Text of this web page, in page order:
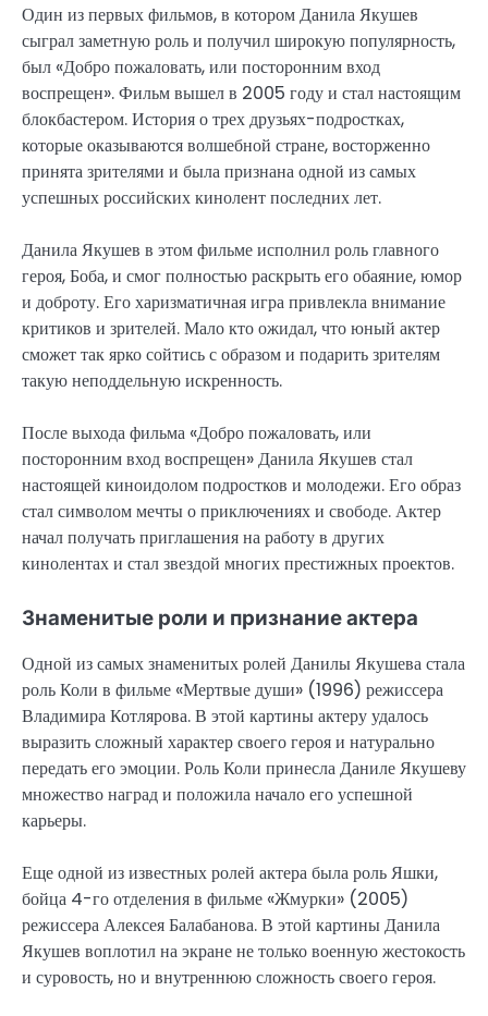
Один из первых фильмов, в котором Данила Якушев
сыграл заметную роль и получил широкую популярность,
был «Добро пожаловать, или посторонним вход
воспрещен». Фильм вышел в 2005 году и стал настоящим
блокбастером. История о трех друзьях-подростках,
которые оказываются волшебной стране, восторженно
принята зрителями и была признана одной из самых
успешных российских кинолент последних лет.
Данила Якушев в этом фильме исполнил роль главного
героя, Боба, и смог полностью раскрыть его обаяние, юмор
и доброту. Его харизматичная игра привлекла внимание
критиков и зрителей. Мало кто ожидал, что юный актер
сможет так ярко сойтись с образом и подарить зрителям
такую неподдельную искренность.
После выхода фильма «Добро пожаловать, или
посторонним вход воспрещен» Данила Якушев стал
настоящей киноидолом подростков и молодежи. Его образ
стал символом мечты о приключениях и свободе. Актер
начал получать приглашения на работу в других
кинолентах и стал звездой многих престижных проектов.
Знаменитые роли и признание актера
Одной из самых знаменитых ролей Данилы Якушева стала
роль Коли в фильме «Мертвые души» (1996) режиссера
Владимира Котлярова. В этой картины актеру удалось
выразить сложный характер своего героя и натурально
передать его эмоции. Роль Коли принесла Даниле Якушеву
множество наград и положила начало его успешной
карьеры.
Еще одной из известных ролей актера была роль Яшки,
бойца 4-го отделения в фильме «Жмурки» (2005)
режиссера Алексея Балабанова. В этой картины Данила
Якушев воплотил на экране не только военную жестокость
и суровость, но и внутреннюю сложность своего героя.